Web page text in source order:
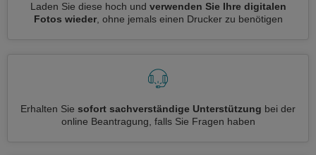
Laden Sie diese hoch und verwenden Sie Ihre digitalen
Fotos wieder, ohne jemals einen Drucker zu benötigen
Erhalten Sie sofort sachverständige Unterstützung bei der
online Beantragung, falls Sie Fragen haben